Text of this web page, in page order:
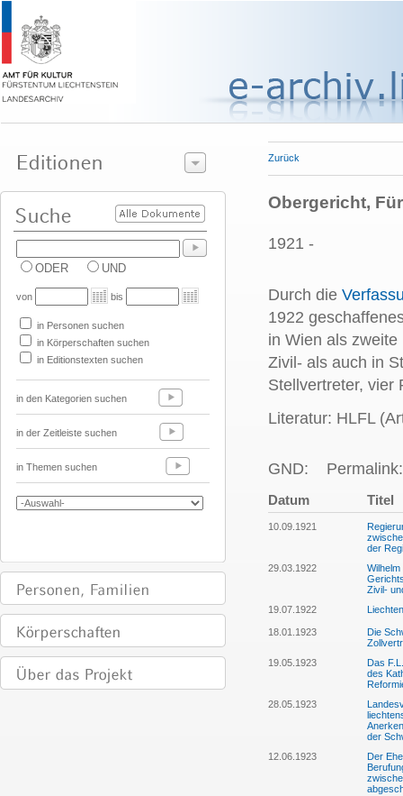
ODER UND
von bis
in Personen suchen
in Körperschaften suchen
in Editionstexten suchen
in den Kategorien suchen
in der Zeitleiste suchen
in Themen suchen
Zurück
Obergericht,
1921 -
Durch die
1922
in Wien als
Zivil- als auch in
Stellvertreter, vier
Literatur: HLFL
GND:
Datum Titel
10.09.1921
der
29.03.1922
Zivil-
19.07.1922
18.01.1923
Die
19.05.1923
Das
des
28.05.1923
der
12.06.1923
Der